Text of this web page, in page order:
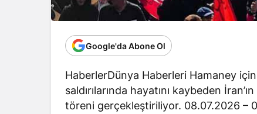
Google'da Abone Ol
HaberlerDünya Haberleri Hamaney
saldırılarında hayatını kaybeden
töreni gerçekleştiriliyor. 08.07.2026 –